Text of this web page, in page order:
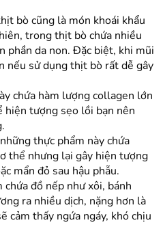
bò cũng là món khoái khẩu
trong thịt bò chứa nhiều
phần da non. Đặc biệt, khi mũi
nếu sử dụng thịt bò rất dễ gây
chứa hàm lượng collagen lớn
hiện tượng sẹo lồi bạn nên
thực phẩm này chứa
thể nhưng lại gây hiện tượng
mẩn đỏ sau hậu phẫu.
đồ nếp như xôi, bánh
ra nhiều dịch, nặng hơn là
cảm thấy ngứa ngáy, khó chịu